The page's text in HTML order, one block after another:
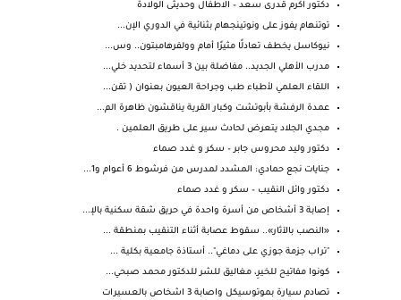
دكتور اكرم قدرى سعد – الاطفال وحديثى الولادة
توتنهام يفوز على ونوتينجهام بثنائية في الدوري الإن...
نيوكاسل يخطف تعادلًا مثيرًا أمام وولفرهامبتون.. وس...
مدرب الأهلي الجديد.. مفاضلة بين 3 أسماء لتحديد خلي...
اللقاء العلمي لأطباء طب وجراحة العيون بعنوان ( تقن...
عمدة الرفشة بأبوتشت وكبار القرية يناقشون ظاهرة الم...
مجدي الجلاد يتعرض لحادث سير على طريق العلمين .
دكتور وليد محروس جابر – سكر و غدد صماء
جنايات نجع حمادي: المشدد لمدرس من فرشوط 6 أعوام و1...
دكتور وائل النقيب – سكر و غدد صماء
إصابة 3 أشخاص من أسرة واحدة في حريق شقة سكنية بالإ...
«النصب بالآثار».. سقوط عصابة أثناء التنقيب بمنطقة ...
‏"تراب جزمة جوزي على دماغي".. أستاذة جامعية بكلية ...
كونوا مفاتيح للخيرِ، مغاليق للشر للدكتور محمد صبحي...
تصادم سيارة بموتوسيكل واصابة 3 اشخاص بالعسيرات